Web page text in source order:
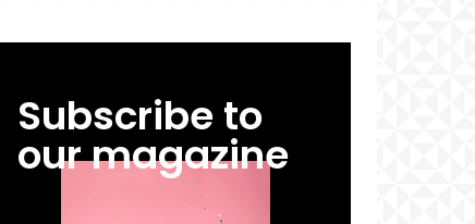
Subscribe to
our magazine